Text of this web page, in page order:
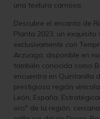
una textura carnosa.
Descubre el encanto de
Planta 2023, un
exclusivamente con
Arzuaga, disponible en
también conocida como
encuentra en Quintanilla
prestigiosa región
León, España.
oro" de la región,